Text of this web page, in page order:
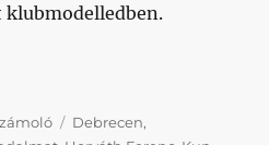
az egymillióból egy –
Címke
Debrecen,